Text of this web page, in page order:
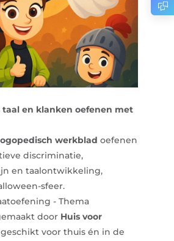
taal en klanken oefenen met
werkblad oefenen
discriminatie,
en taalontwikkeling,
sfeer.
- Thema
door Huis voor
voor thuis én in de